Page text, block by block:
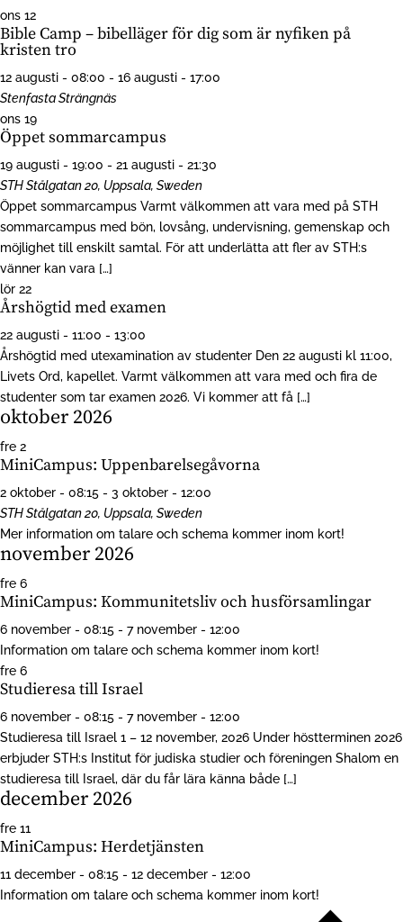
ons 12
Bible Camp – bibelläger för dig som är nyfiken på
kristen tro
12 augusti - 08:00 - 16 augusti - 17:00
StenfastaSträngnäs
ons 19
Öppet sommarcampus
19 augusti - 19:00 - 21 augusti - 21:30
STHStålgatan 20, Uppsala, Sweden
Öppet sommarcampus Varmt välkommen att vara med på STH
sommarcampus med bön, lovsång, undervisning, gemenskap och
möjlighet till enskilt samtal. För att underlätta att fler av STH:s
vänner kan vara […]
lör 22
Årshögtid med examen
22 augusti - 11:00 - 13:00
Årshögtid med utexamination av studenter Den 22 augusti kl 11:00,
Livets Ord, kapellet. Varmt välkommen att vara med och fira de
studenter som tar examen 2026. Vi kommer att få […]
oktober 2026
fre 2
MiniCampus: Uppenbarelsegåvorna
2 oktober - 08:15 - 3 oktober - 12:00
STHStålgatan 20, Uppsala, Sweden
Mer information om talare och schema kommer inom kort!
november 2026
fre 6
MiniCampus: Kommunitetsliv och husförsamlingar
6 november - 08:15 - 7 november - 12:00
Information om talare och schema kommer inom kort!
fre 6
Studieresa till Israel
6 november - 08:15 - 7 november - 12:00
Studieresa till Israel 1 – 12 november, 2026 Under höstterminen 2026
erbjuder STH:s Institut för judiska studier och föreningen Shalom en
studieresa till Israel, där du får lära känna både […]
december 2026
fre 11
MiniCampus: Herdetjänsten
11 december - 08:15 - 12 december - 12:00
Information om talare och schema kommer inom kort!